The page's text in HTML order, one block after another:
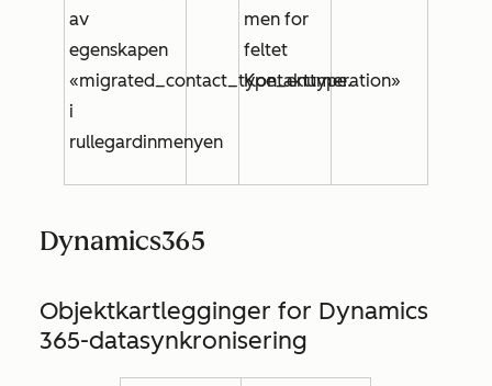
av
egenskapen
«migrated_contact_type_enumeration»
i
rullegardinmenyen
men for
feltet
Kontakttype.
Dynamics365
Objektkartlegginger for Dynamics
365-datasynkronisering